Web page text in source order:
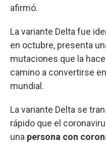
afirmó.
La variante Delta fue
en octubre, presenta
mutaciones que la
camino a convertirse
mundial.
La variante Delta se
rápido que el
una persona con